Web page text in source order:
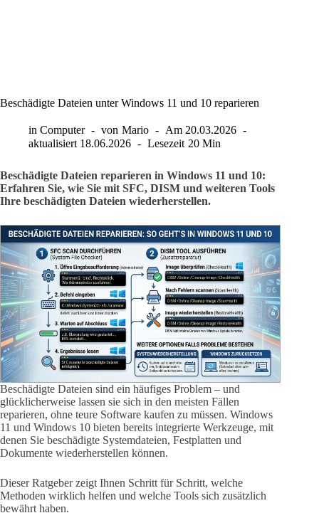
Beschädigte Dateien unter Windows 11 und 10 reparieren
in Computer von Mario Am 20.03.2026
aktualisiert 18.06.2026 Lesezeit 20 Min
Beschädigte Dateien reparieren in Windows 11 und 10:
Erfahren Sie, wie Sie mit SFC, DISM und weiteren Tools
Ihre beschädigten Dateien wiederherstellen.
Beschädigte Dateien sind ein häufiges Problem – und
glücklicherweise lassen sie sich in den meisten Fällen
reparieren, ohne teure Software kaufen zu müssen. Windows
11 und Windows 10 bieten bereits integrierte Werkzeuge, mit
denen Sie beschädigte Systemdateien, Festplatten und
Dokumente wiederherstellen können.
Dieser Ratgeber zeigt Ihnen Schritt für Schritt, welche
Methoden wirklich helfen und welche Tools sich zusätzlich
bewährt haben.